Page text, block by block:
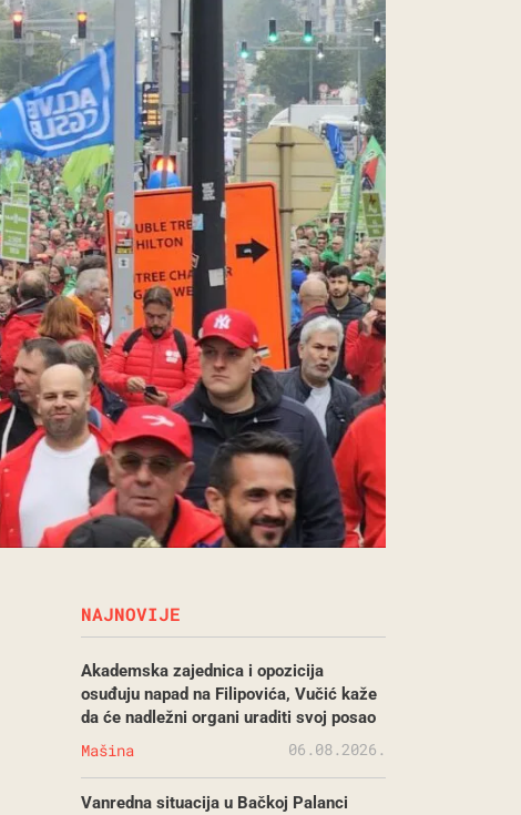
NAJNOVIJE
Akademska zajednica i opozicija
osuđuju napad na Filipovića, Vučić kaže
da će nadležni organi uraditi svoj posao
Mašina 06.08.2026.
Vanredna situacija u Bačkoj Palanci